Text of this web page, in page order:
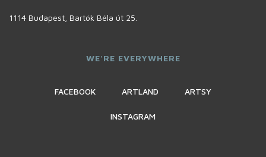
1114 Budapest, Bartók Béla út 25.
WE'RE EVERYWHERE
FACEBOOK ARTLAND ARTSY
INSTAGRAM